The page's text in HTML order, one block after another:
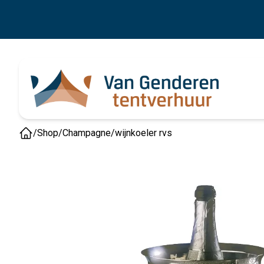
/Shop/Champagne/wijnkoeler rvs